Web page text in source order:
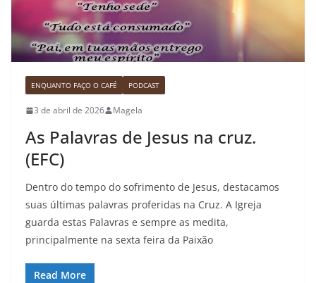
ENQUANTO FAÇO O CAFÉ PODCAST
3 de abril de 2026 Magela
As Palavras de Jesus na cruz.
(EFC)
Dentro do tempo do sofrimento de Jesus, destacamos
suas últimas palavras proferidas na Cruz. A Igreja
guarda estas Palavras e sempre as medita,
principalmente na sexta feira da Paixão
Read More